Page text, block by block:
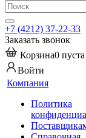
+7 (4212) 37-22-33
Заказать звонок
Корзина0 пуста
Войти
Компания
Политика